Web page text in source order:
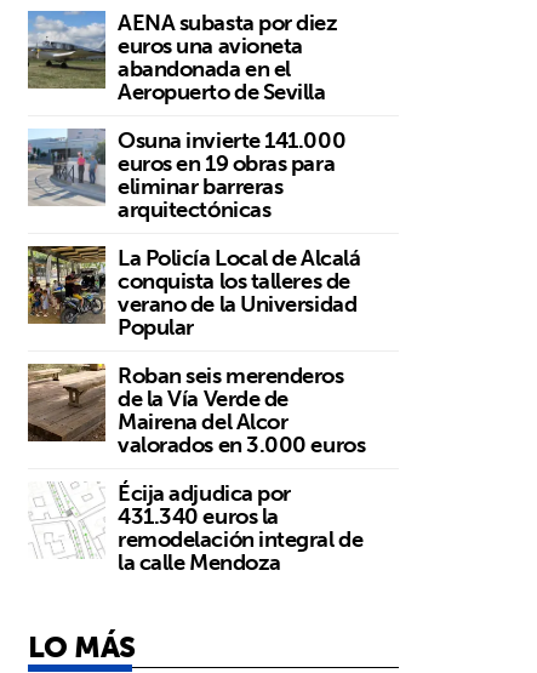
AENA subasta por diez
euros una avioneta
abandonada en el
Aeropuerto de Sevilla
Osuna invierte 141.000
euros en 19 obras para
eliminar barreras
arquitectónicas
La Policía Local de Alcalá
conquista los talleres de
verano de la Universidad
Popular
Roban seis merenderos
de la Vía Verde de
Mairena del Alcor
valorados en 3.000 euros
Écija adjudica por
431.340 euros la
remodelación integral de
la calle Mendoza
LO MÁS